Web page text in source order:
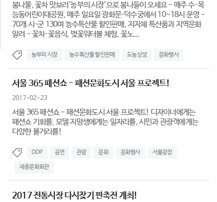
봄나물, 꽃차 맛보러‘농부의 시장’으로 봄나들이 오세요 - 매주 수·목
능동어린이대공원, 매주 일요일 광화문·덕수궁에서 10~18시 운영 -
70개 시·군 130여 농수특산물 할인판매, 지자체 특산품과 지역문화
알려 - 꽃차·꽃음식, 벚꽃워터볼 체험, 꽃노...
농부의 시장 농수특산물 할인판매 도농상생 문화행사
서울 365 패션쇼 - 패션문화도시 서울 프로젝트!
2017-02-23
서울 365 패션쇼 - 패션문화도시 서울 프로젝트! 디자이너에게는
패션쇼 기회를, 모델 지망생에게는 일자리를, 시민과 관광객에게는
다양한 볼거리를!
DDP 공연 관광 문화 문화행사 서울광장
세종문화회관
2017 전통시장 다시찾기 판촉전 개최!